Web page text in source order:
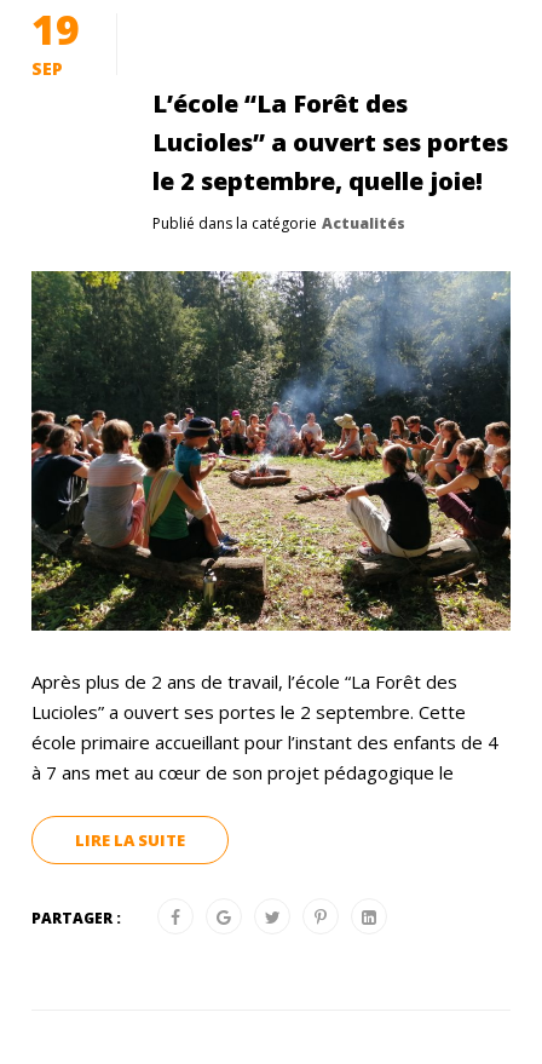
19
SEP
L’école “La Forêt des
Lucioles” a ouvert ses portes
le 2 septembre, quelle joie!
Publié dans la catégorie Actualités
Après plus de 2 ans de travail, l’école “La Forêt des
Lucioles” a ouvert ses portes le 2 septembre. Cette
école primaire accueillant pour l’instant des enfants de 4
à 7 ans met au cœur de son projet pédagogique le
LIRE LA SUITE
PARTAGER :